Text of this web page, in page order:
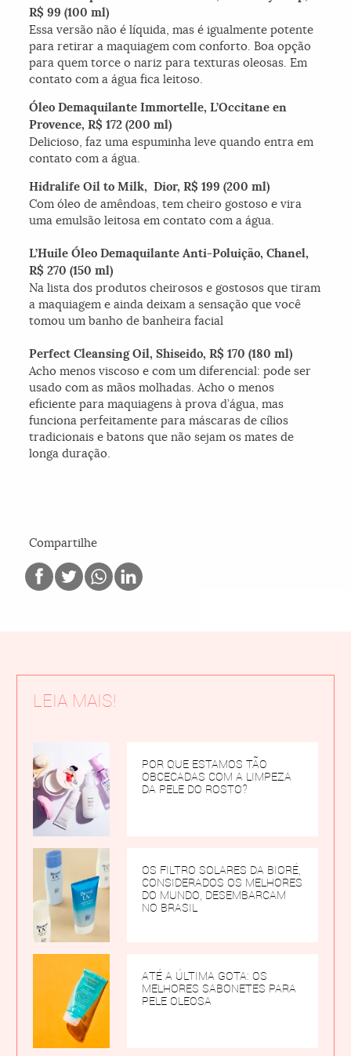
R$ 99 (100 ml)
Essa versão não é líquida, mas é igualmente potente
para retirar a maquiagem com conforto. Boa opção
para quem torce o nariz para texturas oleosas. Em
contato com a água fica leitoso.
Óleo Demaquilante Immortelle, L’Occitane en
Provence, R$ 172 (200 ml)
Delicioso, faz uma espuminha leve quando entra em
contato com a água.
Hidralife Oil to Milk, Dior, R$ 199 (200 ml)
Com óleo de amêndoas, tem cheiro gostoso e vira
uma emulsão leitosa em contato com a água.
L’Huile Óleo Demaquilante Anti-Poluição, Chanel,
R$ 270 (150 ml)
Na lista dos produtos cheirosos e gostosos que tiram
a maquiagem e ainda deixam a sensação que você
tomou um banho de banheira facial
Perfect Cleansing Oil, Shiseido, R$ 170 (180 ml)
Acho menos viscoso e com um diferencial: pode ser
usado com as mãos molhadas. Acho o menos
eficiente para maquiagens à prova d’água, mas
funciona perfeitamente para máscaras de cílios
tradicionais e batons que não sejam os mates de
longa duração.
Compartilhe
LEIA MAIS!
POR QUE ESTAMOS TÃO
OBCECADAS COM A LIMPEZA
DA PELE DO ROSTO?
OS FILTRO SOLARES DA BIORÉ,
CONSIDERADOS OS MELHORES
DO MUNDO, DESEMBARCAM
NO BRASIL
ATÉ A ÚLTIMA GOTA: OS
MELHORES SABONETES PARA
PELE OLEOSA